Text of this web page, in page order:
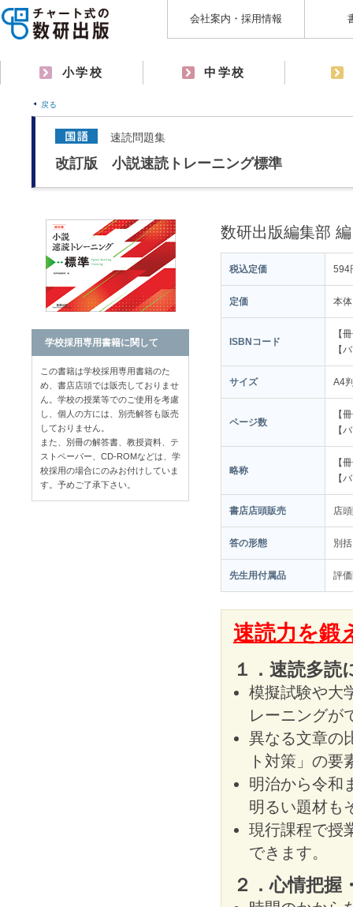
会社案内・採用情報
小学校 中学校
戻る
速読問題集
改訂版 小説速読トレーニング標準
数研出版編集部 編
税込定価 594
定価 本
ISBNコード
【
【
サイズ A4
ページ数
【
【
略称
【
【
書店店頭販売 店
答の形態 別
先生用付属品 評
速読力を鍛
１．速読多読
模擬試験や大
レーニングが
異なる文章の
ト対策」の要
明治から令和
明るい題材も
現行課程で授
できます。
２．心情把握
学校採用専用書籍に関して
この書籍は学校採用専用書籍のた
め、書店店頭では販売しておりませ
ん。学校の授業等でのご使用を考慮
し、個人の方には、別売解答も販売
しておりません。
また、別冊の解答書、教授資料、テ
ストペーパー、CD-ROMなどは、学
校採用の場合にのみお付けしていま
す。予めご了承下さい。